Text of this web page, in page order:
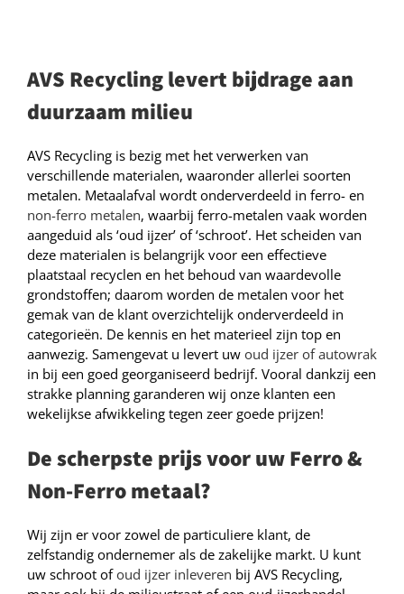
AVS Recycling levert bijdrage aan
duurzaam milieu
AVS Recycling is bezig met het verwerken van
verschillende materialen, waaronder allerlei soorten
metalen. Metaalafval wordt onderverdeeld in ferro- en
non-ferro metalen, waarbij ferro-metalen vaak worden
aangeduid als ‘oud ijzer’ of ‘schroot’. Het scheiden van
deze materialen is belangrijk voor een effectieve
plaatstaal recyclen en het behoud van waardevolle
grondstoffen; daarom worden de metalen voor het
gemak van de klant overzichtelijk onderverdeeld in
categorieën. De kennis en het materieel zijn top en
aanwezig. Samengevat u levert uw oud ijzer of autowrak
in bij een goed georganiseerd bedrijf. Vooral dankzij een
strakke planning garanderen wij onze klanten een
wekelijkse afwikkeling tegen zeer goede prijzen!
De scherpste prijs voor uw Ferro &
Non-Ferro metaal?
Wij zijn er voor zowel de particuliere klant, de
zelfstandig ondernemer als de zakelijke markt. U kunt
uw schroot ofoud ijzer inleveren bij AVS Recycling,